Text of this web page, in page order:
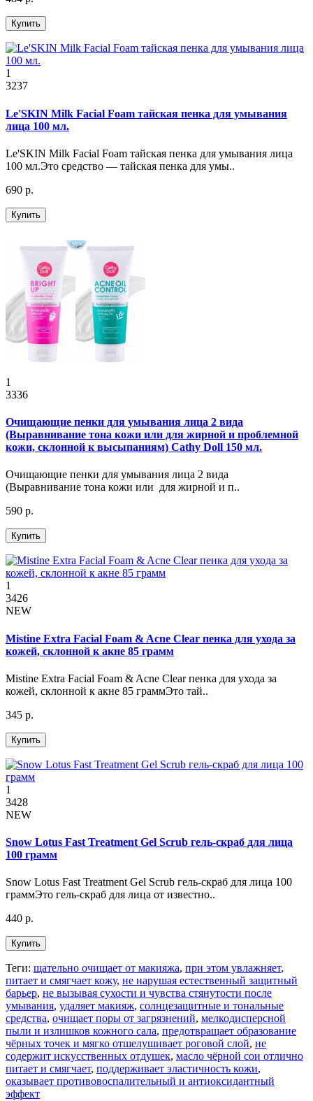
Купить
1
3237
Le'SKIN Milk Facial Foam тайская пенка для умывания
лица 100 мл.
Le'SKIN Milk Facial Foam тайская пенка для умывания лица
100 мл.Это средство — тайская пенка для умы..
690 р.
Купить
1
3336
Очищающие пенки для умывания лица 2 вида
(Выравнивание тона кожи или для жирной и проблемной
кожи, склонной к высыпаниям) Cathy Doll 150 мл.
Очищающие пенки для умывания лица 2 вида
(Выравнивание тона кожи или для жирной и п..
590 р.
Купить
1
3426
NEW
Mistine Extra Facial Foam & Acne Clear пенка для ухода за
кожей, склонной к акне 85 грамм
Mistine Extra Facial Foam & Acne Clear пенка для ухода за
кожей, склонной к акне 85 граммЭто тай..
345 р.
Купить
1
3428
NEW
Snow Lotus Fast Treatment Gel Scrub гель-скраб для лица
100 грамм
Snow Lotus Fast Treatment Gel Scrub гель-скраб для лица 100
граммЭто гель-скраб для лица от известно..
440 р.
Купить
Теги: щательно очищает от макияжа, при этом увлажняет,
питает и смягчает кожу, не нарушая естественный защитный
барьер, не вызывая сухости и чувства стянутости после
умывания, удаляет макияж, солнцезащитные и тональные
средства, очищает поры от загрязнений, мелкодисперсной
пыли и излишков кожного сала, предотвращает образование
чёрных точек и мягко отшелушивает роговой слой, не
содержит искусственных отдушек, масло чёрной сои отлично
питает и смягчает, поддерживает эластичность кожи,
оказывает противовоспалительный и антиоксидантный
эффект